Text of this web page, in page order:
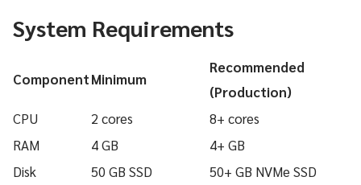
System Requirements
ComponentMinimum
Recommended
(Production)
CPU
2 cores
8+ cores
RAM
4 GB
4+ GB
Disk
50 GB SSD 50+ GB NVMe SSD